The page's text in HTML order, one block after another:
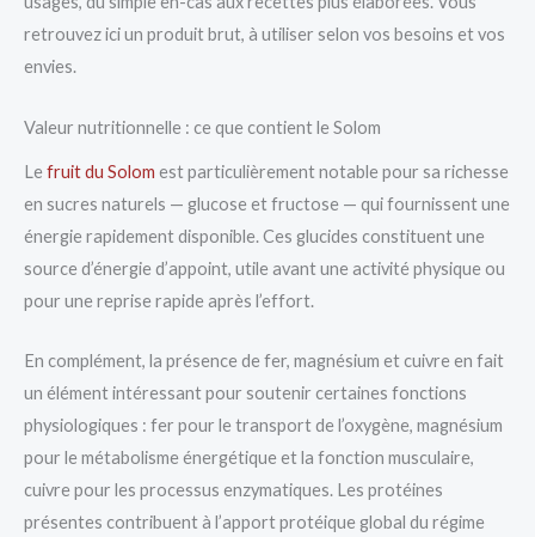
retrouvez ici un produit brut, à utiliser selon vos besoins et vos
envies.
Valeur nutritionnelle : ce que contient le Solom
Lefruit du Solom est particulièrement notable pour sa richesse
en sucres naturels — glucose et fructose — qui fournissent une
énergie rapidement disponible. Ces glucides constituent une
source d’énergie d’appoint, utile avant une activité physique ou
pour une reprise rapide après l’effort.
En complément, la présence de fer, magnésium et cuivre en fait
un élément intéressant pour soutenir certaines fonctions
physiologiques : fer pour le transport de l’oxygène, magnésium
pour le métabolisme énergétique et la fonction musculaire,
cuivre pour les processus enzymatiques. Les protéines
présentes contribuent à l’apport protéique global du régime